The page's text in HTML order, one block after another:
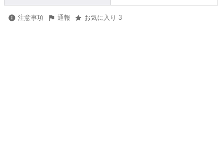
注意事項 通報 お気に入り 3